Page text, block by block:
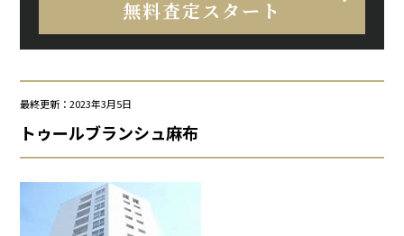
無料査定スタート
最終更新：2023年3月5日
トゥールブランシュ麻布